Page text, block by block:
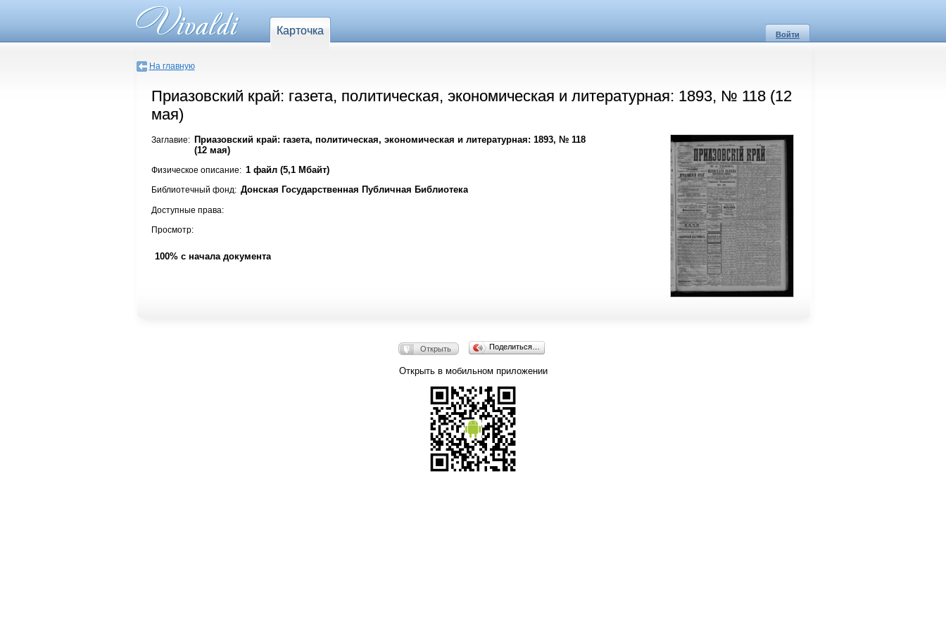
Карточка Войти
На главную
Приазовский край: газета, политическая, экономическая и литературная: 1893, № 118 (12
мая)
Заглавие: Приазовский край: газета, политическая, экономическая и литературная: 1893, № 118
(12 мая)
Физическое описание: 1 файл (5,1 Мбайт)
Библиотечный фонд: Донская Государственная Публичная Библиотека
Доступные права:
Просмотр:
100% с начала документа
Открыть Поделиться…
Открыть в мобильном приложении